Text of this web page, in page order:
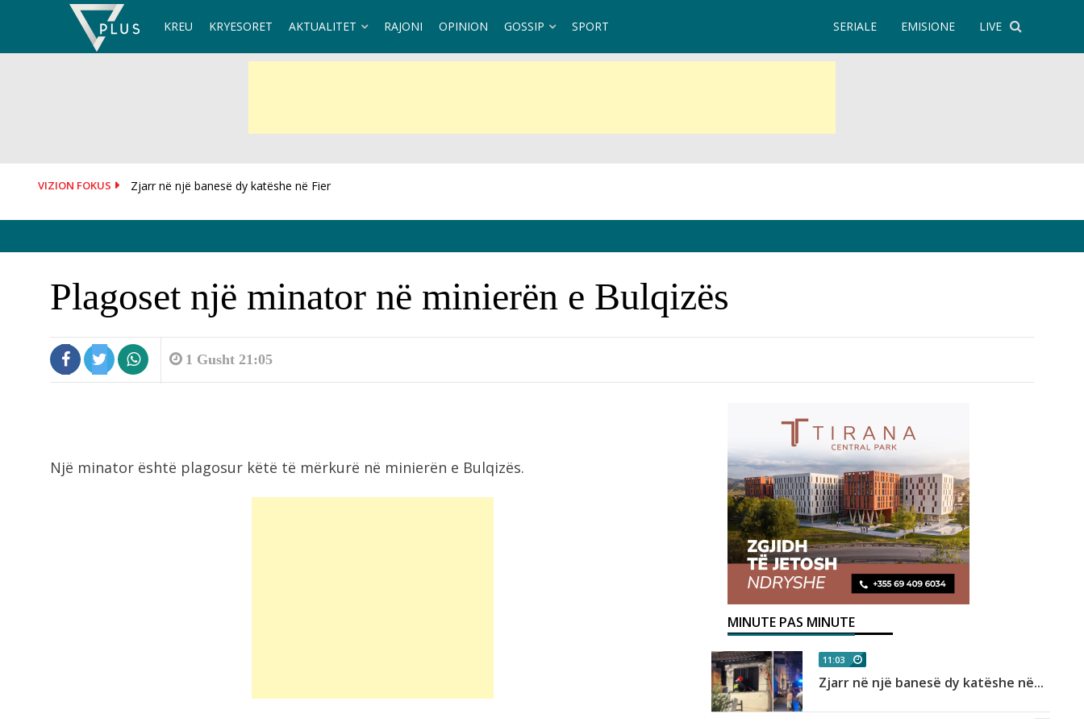
KREU KRYESORET AKTUALITET RAJONI OPINION GOSSIP SPORT LIVE
EMISIONE
SERIALE
VIZION FOKUS Zjarr në një banesë dy katëshe në Fier
OKB i kërkon SHBA-ve të heqin sanksionet ndaj Kubës
Plagoset një minator në minierën e Bulqizës
1 Gusht 21:05
Një minator është plagosur këtë të mërkurë në minierën e Bulqizës.
MINUTE PAS MINUTE
Konsumi i ulët i sheqerit për fëmijët...
11:03
Zjarr në një banesë dy katëshe në...